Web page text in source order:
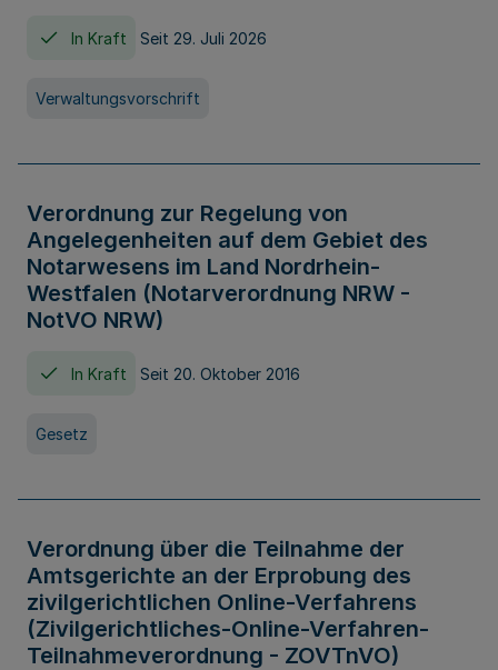
In Kraft Seit 29. Juli 2026
Verwaltungsvorschrift
Verordnung zur Regelung von
Angelegenheiten auf dem Gebiet des
Notarwesens im Land Nordrhein-
Westfalen (Notarverordnung NRW -
NotVO NRW)
In Kraft Seit 20. Oktober 2016
Gesetz
Verordnung über die Teilnahme der
Amtsgerichte an der Erprobung des
zivilgerichtlichen Online-Verfahrens
(Zivilgerichtliches-Online-Verfahren-
Teilnahmeverordnung - ZOVTnVO)